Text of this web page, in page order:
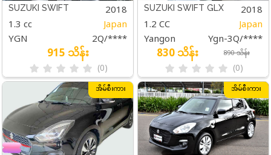
SUZUKI SWIFT 2018
1.3 cc Japan
YGN 2Q/****
915 သိန်း
(0)
SUZUKI SWIFT GLX 2018
1.2 CC Japan
Yangon Ygn-3Q/****
830 သိန်း 890 သိန်း
(0)
အိမ်စီးကား အိမ်စီးကား